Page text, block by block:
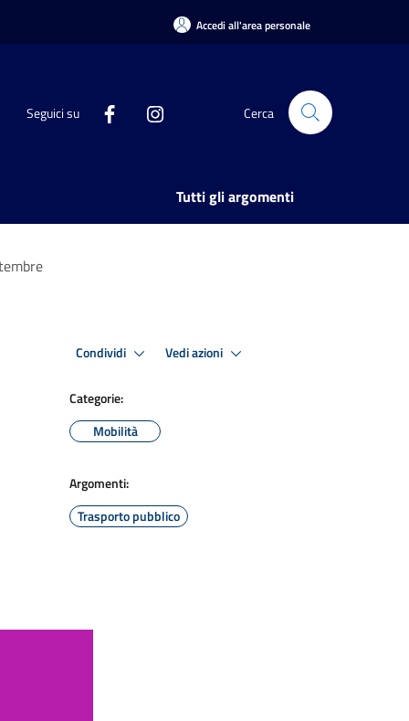
Accedi all'area personale
Seguici su Cerca
Tutti gli argomenti
Condividi Vedi azioni
Categorie:
Mobilità
Argomenti:
Trasporto pubblico